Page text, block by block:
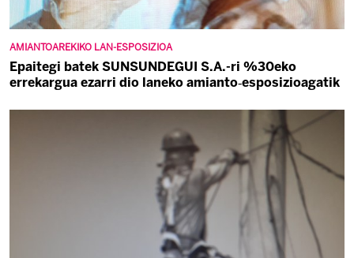
AMIANTOAREKIKO LAN-ESPOSIZIOA
Epaitegi batek SUNSUNDEGUI S.A.-ri %30eko
errekargua ezarri dio laneko amianto‑esposizioagatik